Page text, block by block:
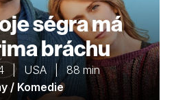
ségra má
bráchu
| USA | 88 min
/ Komedie